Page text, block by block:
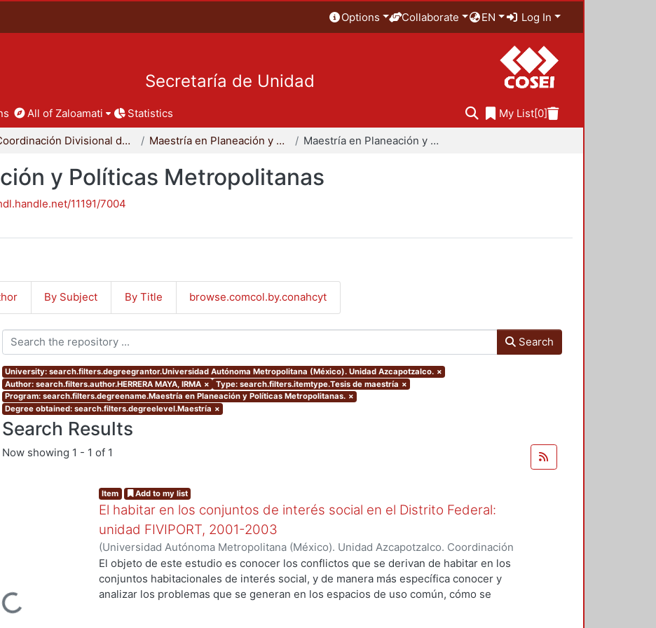
Options Collaborate EN Log In
Secretaría de Unidad
All of Zaloamati Statistics My List[0]
Coordinación Divisional de Posgrado Maestría en Planeación y Políticas Metropolitanas Maestría en Planeación y Políticas Metropolitanas
y Políticas Metropolitanas
11191/7004
By Subject By Title browse.comcol.by.conahcyt
Search
University: search.filters.degreegrantor.Universidad Autónoma Metropolitana (México). Unidad Azcapotzalco. ×
Author: search.filters.author.HERRERA MAYA, IRMA × Type: search.filters.itemtype.Tesis de maestría ×
Program: search.filters.degreename.Maestría en Planeación y Políticas Metropolitanas. ×
Degree obtained: search.filters.degreelevel.Maestría ×
Search Results
Now showing 1 - 1 of 1
Loading...
Item Add to my list
El habitar en los conjuntos de interés social en el Distrito Federal:
unidad FIVIPORT, 2001-2003
(Universidad Autónoma Metropolitana (México). Unidad Azcapotzalco. Coordinación
de Servicios de Información.,2004-06-16)HERRERA MAYA, IRMA
El objeto de este estudio es conocer los conflictos que se derivan de habitar en los
conjuntos habitacionales de interés social, y de manera más específica conocer y
analizar los problemas que se generan en los espacios de uso común, cómo se